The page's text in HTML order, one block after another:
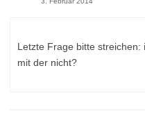
Letzte Frage bitte
mit der nicht?